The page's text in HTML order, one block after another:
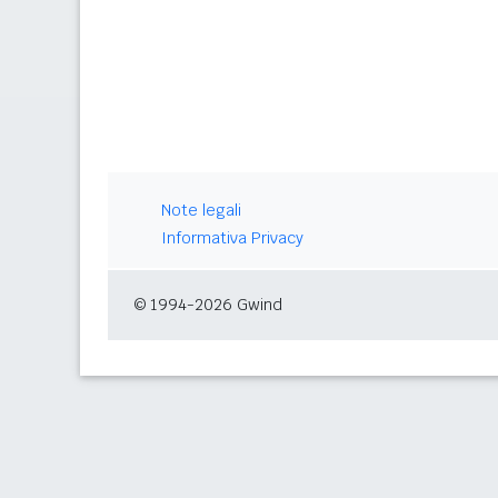
Note legali
Informativa Privacy
© 1994-2026 Gwind